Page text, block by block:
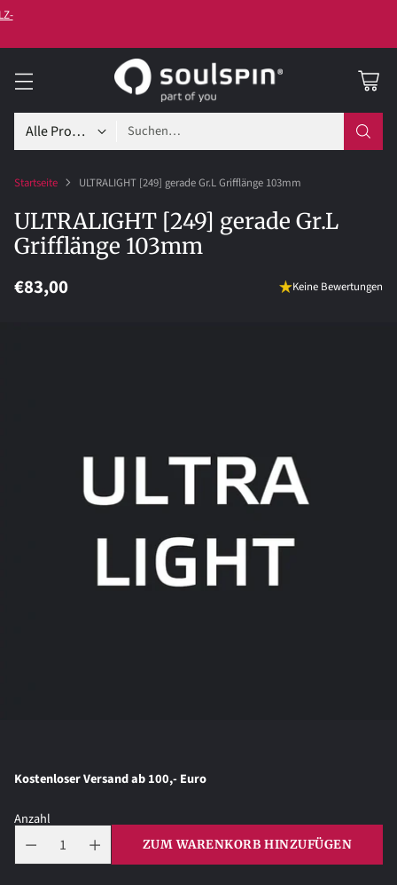
Suchen…
Startseite ULTRALIGHT [249] gerade Gr.L Grifflänge 103mm
ULTRALIGHT [249] gerade Gr.L
Grifflänge 103mm
Normaler
€83,00 Keine Bewertungen
Kostenloser Versand ab 100,- Euro
Anzahl
ZUM WARENKORB HINZUFÜGEN